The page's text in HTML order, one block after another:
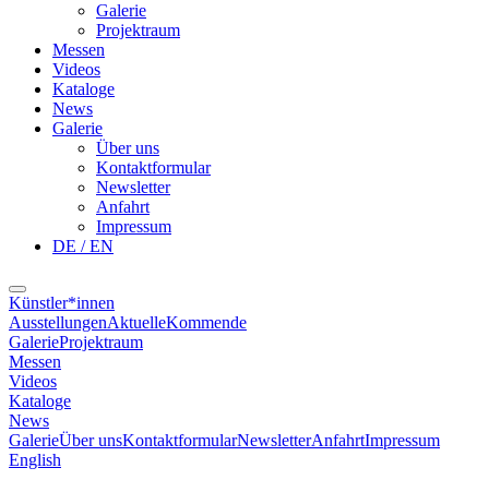
Galerie
Projektraum
Messen
Videos
Kataloge
News
Galerie
Über uns
Kontaktformular
Newsletter
Anfahrt
Impressum
DE / EN
Künstler*innen
AusstellungenAktuelleKommende
GalerieProjektraum
Messen
Videos
Kataloge
News
GalerieÜber unsKontaktformularNewsletterAnfahrtImpressum
English